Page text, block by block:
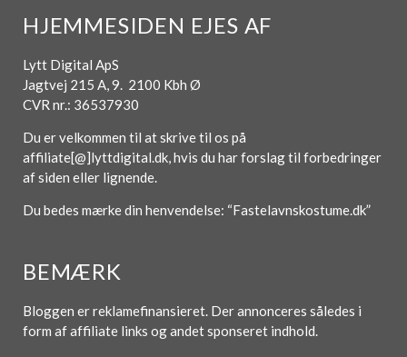
HJEMMESIDEN EJES AF
Lytt Digital ApS
Jagtvej 215 A, 9. 2100 Kbh Ø
CVR nr.: 36537930
Du er velkommen til at skrive til os på
affiliate[@]lyttdigital.dk, hvis du har forslag til forbedringer
af siden eller lignende.
Du bedes mærke din henvendelse: “Fastelavnskostume.dk”
BEMÆRK
Bloggen er reklamefinansieret. Der annonceres således i
form af affiliate links og andet sponseret indhold.